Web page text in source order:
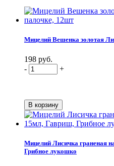
Мицелий Вешенка золотая
198 руб.
-
+
Мицелий Лисичка граненая
Грибное лукошко